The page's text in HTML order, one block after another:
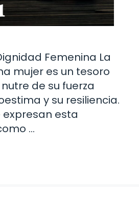
Femenina La
mujer es un tesoro
de su fuerza
y su resiliencia.
expresan esta
…